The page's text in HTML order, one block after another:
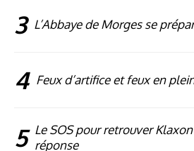
3 L’Abbaye de Morges se
4 Feux d’artifice et feux en
5 Le SOS pour retrouver
réponse